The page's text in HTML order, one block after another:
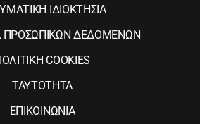
ΙΔΙΟΚΤΗΣΙΑ
ΠΡΟΣΩΠΙΚΩΝ ΔΕΔΟΜΕΝΩΝ
COOKIES
ΤΑΥΤΟΤΗΤΑ
ΕΠΙΚΟΙΝΩΝΙΑ